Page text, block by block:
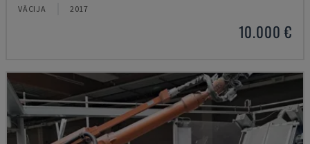
VĀCIJA 2017
10.000 €